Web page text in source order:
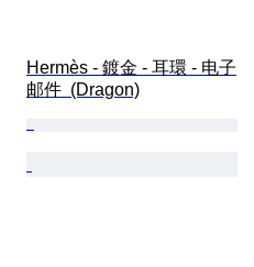
Hermès - 鍍金 - 耳環 - 电子
邮件  (Dragon)